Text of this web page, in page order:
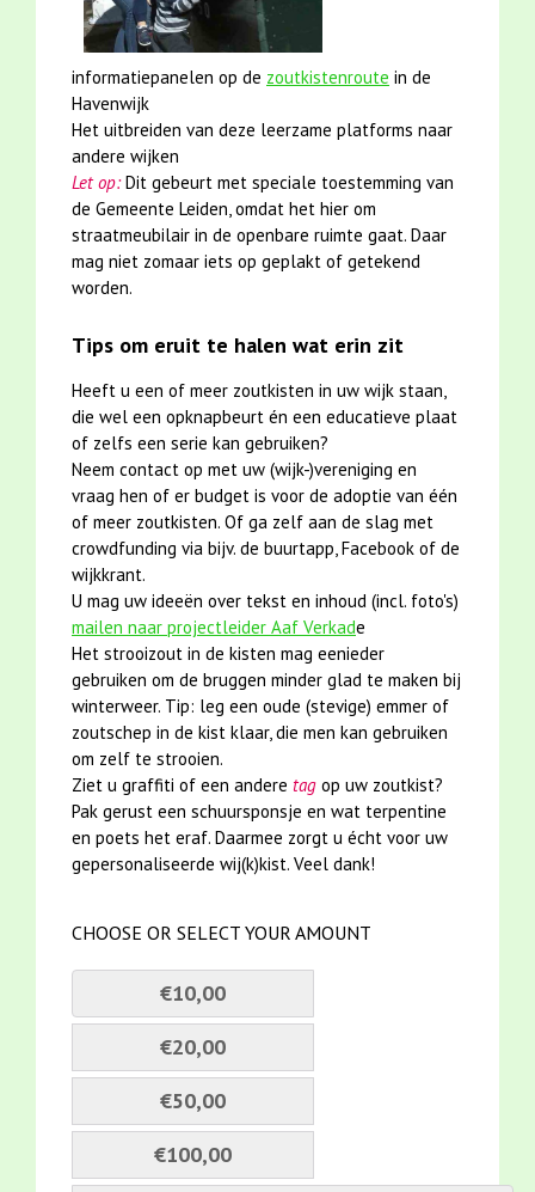
informatiepanelen op de zoutkistenroute in de
Havenwijk
Het uitbreiden van deze leerzame platforms naar
andere wijken
Let op:Dit gebeurt met speciale toestemming van
de Gemeente Leiden, omdat het hier om
straatmeubilair in de openbare ruimte gaat. Daar
mag niet zomaar iets op geplakt of getekend
worden.
Tips om eruit te halen wat erin zit
Heeft u een of meer zoutkisten in uw wijk staan,
die wel een opknapbeurt én een educatieve plaat
of zelfs een serie kan gebruiken?
Neem contact op met uw (wijk-)vereniging en
vraag hen of er budget is voor de adoptie van één
of meer zoutkisten. Of ga zelf aan de slag met
crowdfunding via bijv. de buurtapp, Facebook of de
wijkkrant.
U mag uw ideeën over tekst en inhoud (incl. foto's)
mailen naar projectleider Aaf Verkade
Het strooizout in de kisten mag eenieder
gebruiken om de bruggen minder glad te maken bij
winterweer. Tip: leg een oude (stevige) emmer of
zoutschep in de kist klaar, die men kan gebruiken
om zelf te strooien.
Ziet u graffiti of een andere tag op uw zoutkist?
Pak gerust een schuursponsje en wat terpentine
en poets het eraf. Daarmee zorgt u écht voor uw
gepersonaliseerde wij(k)kist. Veel dank!
CHOOSE OR SELECT YOUR AMOUNT
€10,00
€20,00
€50,00
€100,00